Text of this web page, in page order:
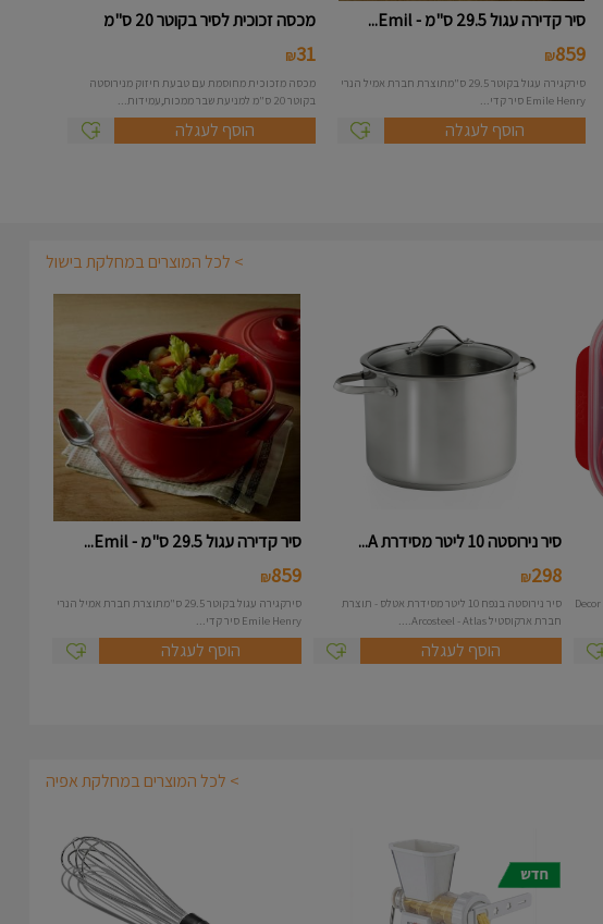
סיר קדירה עגול 29.5 ס"מ - Emil...
859
₪
סירקגירה עגול בקוטר 29.5 ס"מתוצרת חברת אמיל הנרי
Emile Henry סיר קדי...
הוסף לעגלה
מכסה זכוכית לסיר בקוטר 20 ס"מ
31
₪
מכסה מזכוכית מחוסמת עם טבעת חיזוק מנירוסטה
בקוטר 20 ס"מ למניעת שבר ממכות,עמידות...
הוסף לעגלה
> לכל המוצרים במחלקת בישול
כלי להכנת ביצים עלומות במיקרוגל תוצרת חברת Decor
סיר נירוסטה 10 ליטר מסידרת A...
298
₪
סיר נירוסטה בנפח 10 ליטר מסידרת אטלס - תוצרת
חברת ארקוסטיל Arcosteel - Atlas....
הוסף לעגלה
סיר קדירה עגול 29.5 ס"מ - Emil...
859
₪
סירקגירה עגול בקוטר 29.5 ס"מתוצרת חברת אמיל הנרי
Emile Henry סיר קדי...
הוסף לעגלה
> לכל המוצרים במחלקת אפיה